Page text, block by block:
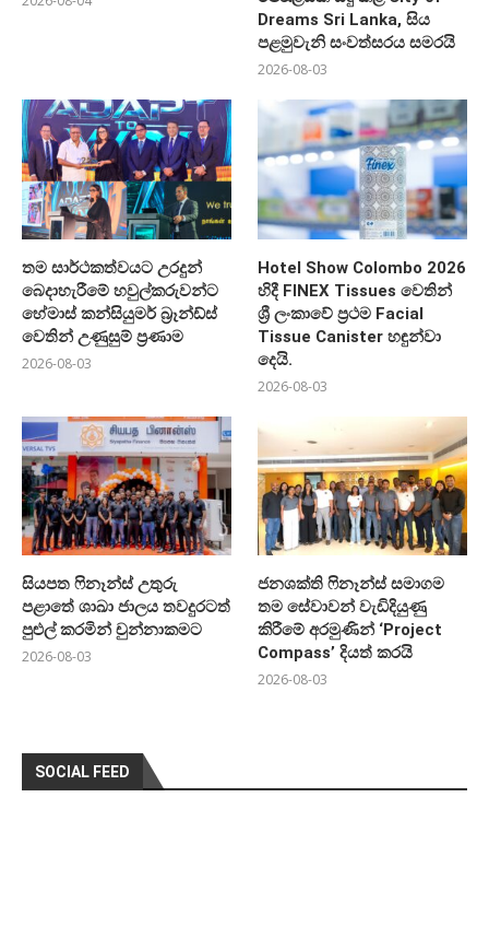
Dreams Sri Lanka, සිය
පළමුවැනි සංවත්සරය සමරයි
2026-08-03
තම සාර්ථකත්වයට උරදුන්
බෙදාහැරීමේ හවුල්කරුවන්ට
හේමාස් කන්සියුමර් බ්‍රෑන්ඩ්ස්
වෙතින් උණුසුම් ප්‍රණාම
2026-08-03
Hotel Show Colombo 2026
හිදී FINEX Tissues වෙතින්
ශ්‍රී ලංකාවේ ප්‍රථම Facial
Tissue Canister හඳුන්වා
දෙයි.
2026-08-03
සියපත ෆිනෑන්ස් උතුරු
පළාතේ ශාඛා ජාලය තවදුරටත්
පුළුල් කරමින් චුන්නාකමට
2026-08-03
ජනශක්ති ෆිනෑන්ස් සමාගම
තම සේවාවන් වැඩිදියුණු
කිරීමේ අරමුණින් ‘Project
Compass’ දියත් කරයි
2026-08-03
SOCIAL FEED